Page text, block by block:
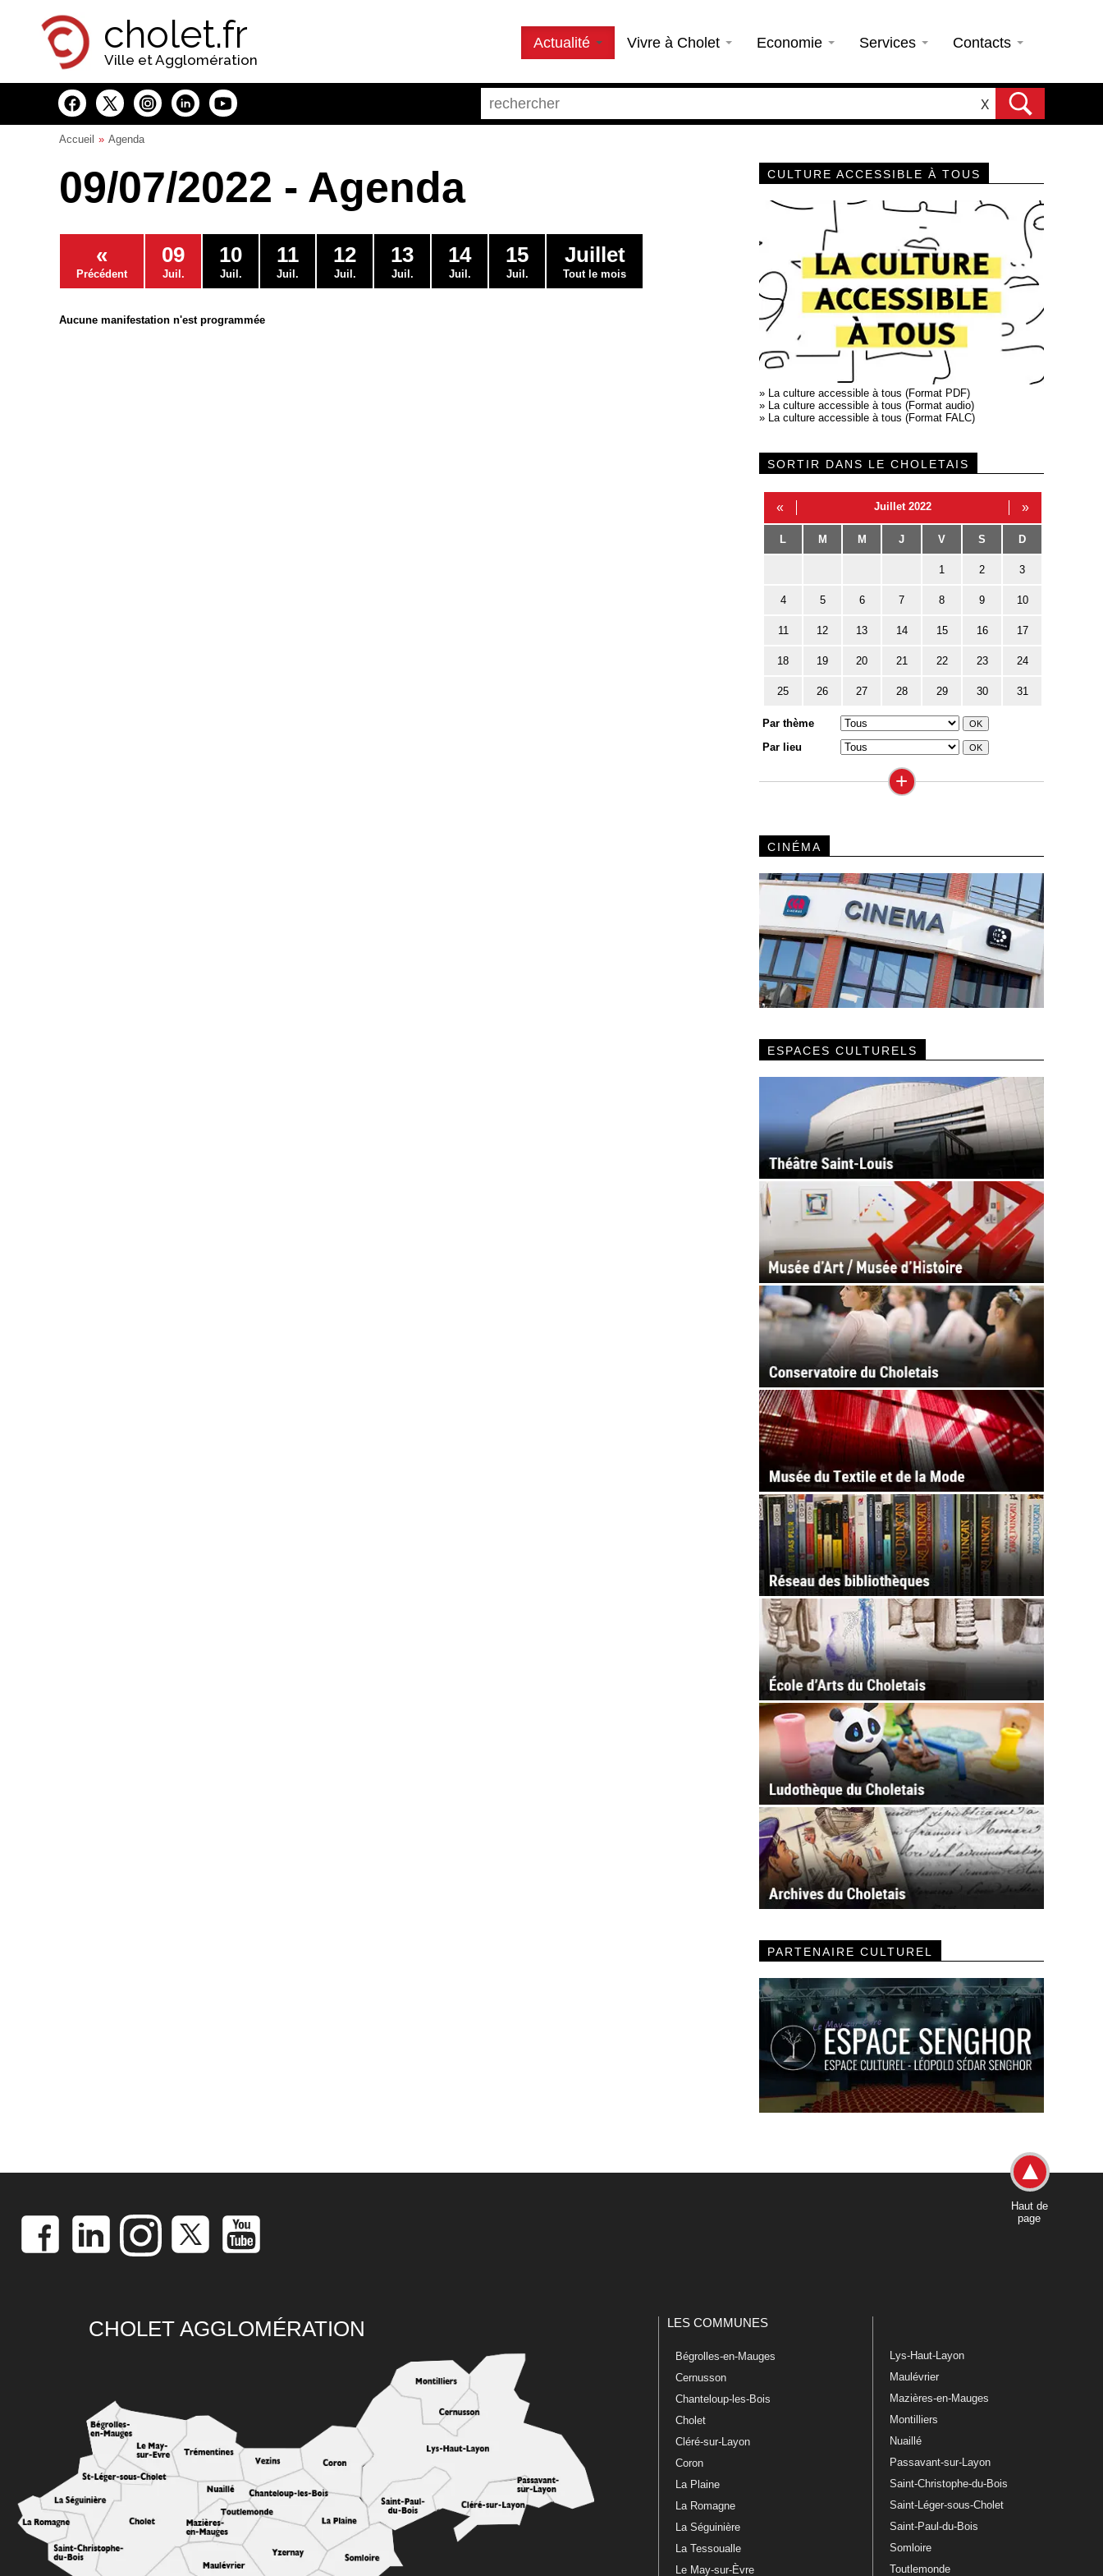
cholet.fr
Ville et Agglomération
Actualité Vivre à Cholet Economie Services Contacts
X
Accueil Agenda
09/07/2022 - Agenda
«
Précédent
09
Juil.
10
Juil.
11
Juil.
12
Juil.
13
Juil.
14
Juil.
15
Juil.
Juillet
Tout le mois
Aucune manifestation n'est programmée
CULTURE ACCESSIBLE À TOUS
» La culture accessible à tous (Format PDF)
» La culture accessible à tous (Format audio)
» La culture accessible à tous (Format FALC)
SORTIR DANS LE CHOLETAIS
« Juillet 2022 »
L M M J V S D
1 2 3
4 5 6 7 8 9 10
11 12 13 14 15 16 17
18 19 20 21 22 23 24
25 26 27 28 29 30 31
Par thème
Par lieu
+
CINÉMA
ESPACES CULTURELS
PARTENAIRE CULTUREL
Haut de
page
CHOLET AGGLOMÉRATION LES COMMUNES
Bégrolles-en-Mauges
Cernusson
Chanteloup-les-Bois
Cholet
Cléré-sur-Layon
Coron
La Plaine
La Romagne
La Séguinière
La Tessoualle
Le May-sur-Èvre
Lys-Haut-Layon
Maulévrier
Mazières-en-Mauges
Montilliers
Nuaillé
Passavant-sur-Layon
Saint-Christophe-du-Bois
Saint-Léger-sous-Cholet
Saint-Paul-du-Bois
Somloire
Toutlemonde